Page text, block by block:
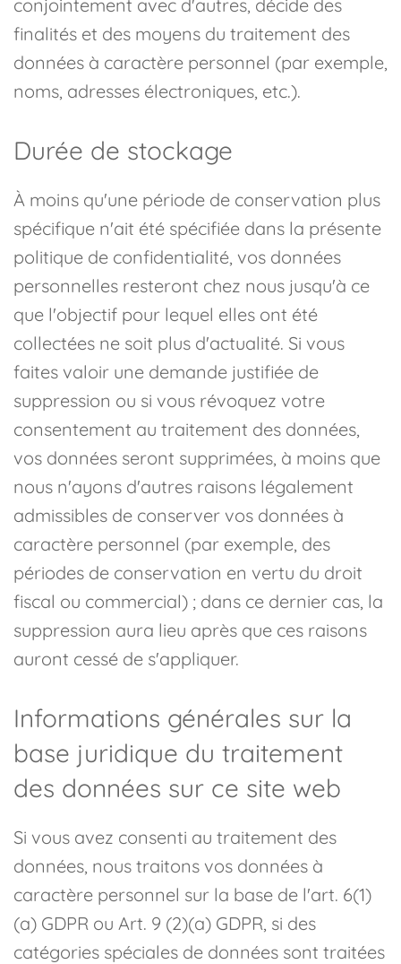
conjointement avec d'autres, décide des
finalités et des moyens du traitement des
données à caractère personnel (par exemple,
noms, adresses électroniques, etc.).
Durée de stockage
À moins qu'une période de conservation plus
spécifique n'ait été spécifiée dans la présente
politique de confidentialité, vos données
personnelles resteront chez nous jusqu'à ce
que l'objectif pour lequel elles ont été
collectées ne soit plus d'actualité. Si vous
faites valoir une demande justifiée de
suppression ou si vous révoquez votre
consentement au traitement des données,
vos données seront supprimées, à moins que
nous n'ayons d'autres raisons légalement
admissibles de conserver vos données à
caractère personnel (par exemple, des
périodes de conservation en vertu du droit
fiscal ou commercial) ; dans ce dernier cas, la
suppression aura lieu après que ces raisons
auront cessé de s'appliquer.
Informations générales sur la
base juridique du traitement
des données sur ce site web
Si vous avez consenti au traitement des
données, nous traitons vos données à
caractère personnel sur la base de l'art. 6(1)
(a) GDPR ou Art. 9 (2)(a) GDPR, si des
catégories spéciales de données sont traitées